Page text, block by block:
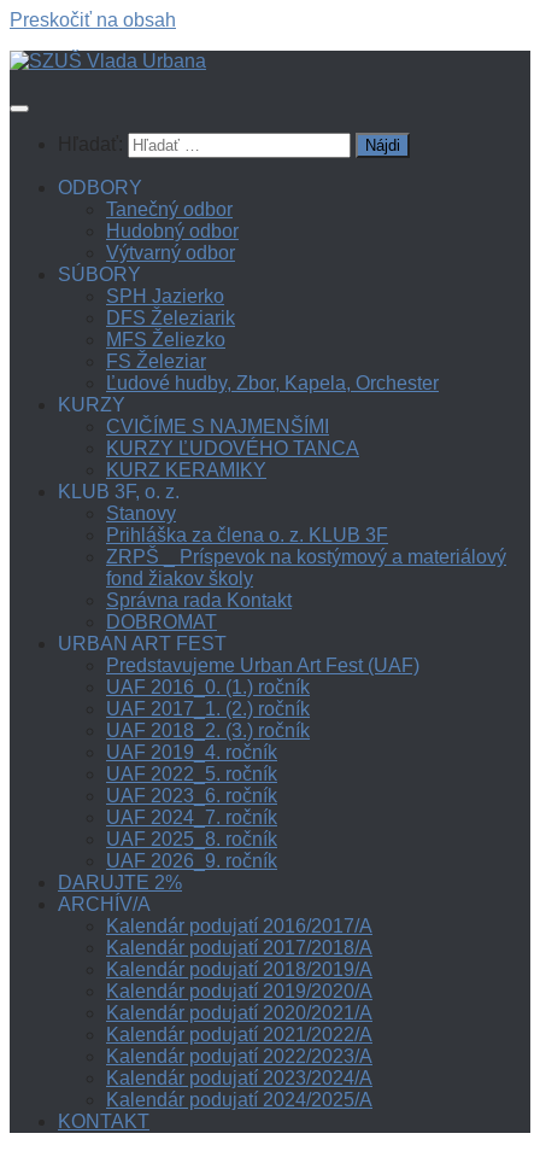
Preskočiť na obsah
ODBORY
Tanečný odbor
Hudobný odbor
Výtvarný odbor
SÚBORY
SPH Jazierko
DFS Železiarik
MFS Želiezko
FS Železiar
Ľudové hudby, Zbor, Kapela, Orchester
KURZY
CVIČÍME S NAJMENŠÍMI
KURZY ĽUDOVÉHO TANCA
KURZ KERAMIKY
KLUB 3F, o. z.
Stanovy
Prihláška za člena o. z. KLUB 3F
ZRPŠ _ Príspevok na kostýmový a materiálový
fond žiakov školy
Správna rada Kontakt
DOBROMAT
URBAN ART FEST
Predstavujeme Urban Art Fest (UAF)
UAF 2016_0. (1.) ročník
UAF 2017_1. (2.) ročník
UAF 2018_2. (3.) ročník
UAF 2019_4. ročník
UAF 2022_5. ročník
UAF 2023_6. ročník
UAF 2024_7. ročník
UAF 2025_8. ročník
UAF 2026_9. ročník
DARUJTE 2%
ARCHÍV/A
Kalendár podujatí 2016/2017/A
Kalendár podujatí 2017/2018/A
Kalendár podujatí 2018/2019/A
Kalendár podujatí 2019/2020/A
Kalendár podujatí 2020/2021/A
Kalendár podujatí 2021/2022/A
Kalendár podujatí 2022/2023/A
Kalendár podujatí 2023/2024/A
Kalendár podujatí 2024/2025/A
KONTAKT